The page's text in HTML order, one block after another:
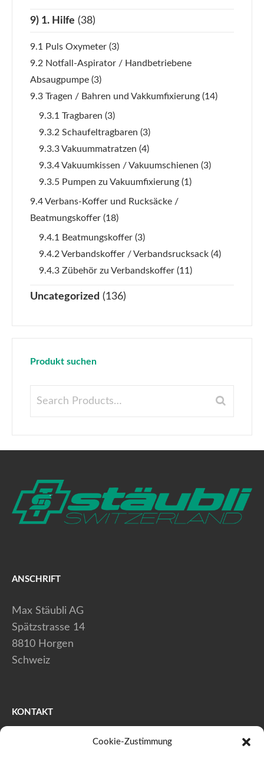
Cookie-Zustimmung
9) 1. Hilfe (38)
9.1 Puls Oxymeter (3)
9.2 Notfall-Aspirator / Handbetriebene
Absaugpumpe (3)
9.3 Tragen / Bahren und Vakkumfixierung (14)
9.3.1 Tragbaren (3)
9.3.2 Schaufeltragbaren (3)
9.3.3 Vakuummatratzen (4)
9.3.4 Vakuumkissen / Vakuumschienen (3)
9.3.5 Pumpen zu Vakuumfixierung (1)
9.4 Verbans-Koffer und Rucksäcke /
Beatmungskoffer (18)
9.4.1 Beatmungskoffer (3)
9.4.2 Verbandskoffer / Verbandsrucksack (4)
9.4.3 Zübehör zu Verbandskoffer (11)
Uncategorized (136)
Produkt suchen
ANSCHRIFT
Max Stäubli AG
Spätzstrasse 14
8810 Horgen
Schweiz
KONTAKT
+41 (0) 44 728 80 40